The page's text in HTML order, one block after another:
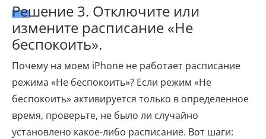
Решение 3. Отключите или
измените расписание «Не
беспокоить».
Почему на моем iPhone не работает расписание
режима «Не беспокоить»? Если режим «Не
беспокоить» активируется только в определенное
время, проверьте, не было ли случайно
установлено какое-либо расписание. Вот шаги: